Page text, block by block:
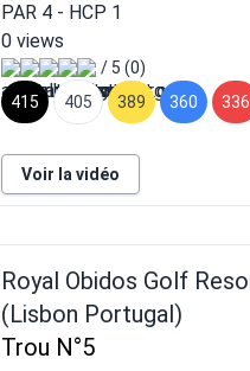
PAR 4- HCP 1
0 views
/ 5 (0)
415
405 389 360 336
Voir la vidéo
Royal Obidos Golf
(Lisbon Portugal)
Trou N°5